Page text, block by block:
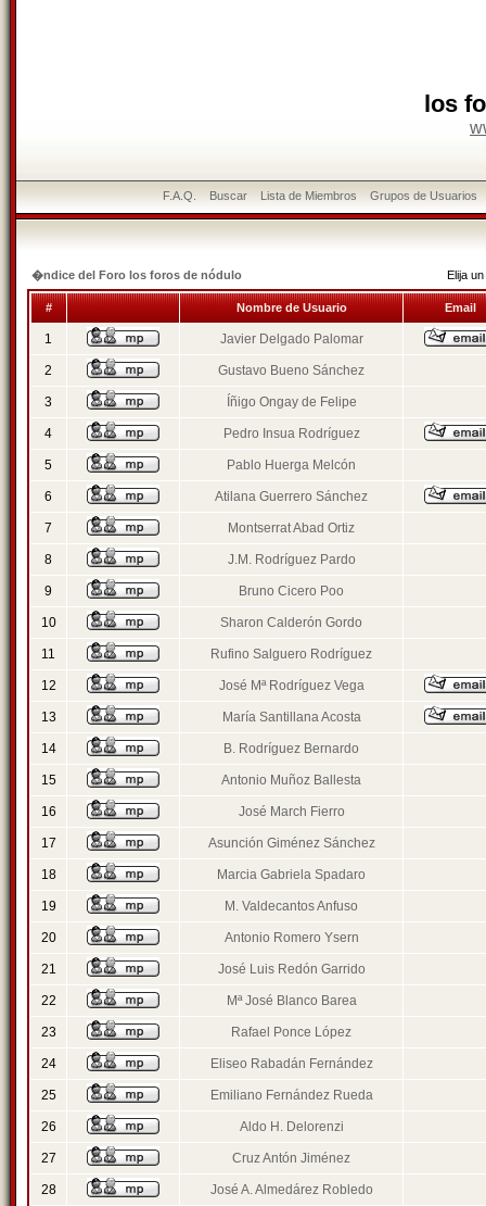
los
F.A.Q. Buscar Lista de Miembros Grupos de Usuarios
�ndice del Foro los foros de nódulo Elija
# Nombre de Usuario Email
1 Javier Delgado Palomar
2 Gustavo Bueno Sánchez
3 Íñigo Ongay de Felipe
4 Pedro Insua Rodríguez
5 Pablo Huerga Melcón
6 Atilana Guerrero Sánchez
7 Montserrat Abad Ortiz
8 J.M. Rodríguez Pardo
9 Bruno Cicero Poo
10 Sharon Calderón Gordo
11 Rufino Salguero Rodríguez
12 José Mª Rodríguez Vega
13 María Santillana Acosta
14 B. Rodríguez Bernardo
15 Antonio Muñoz Ballesta
16 José March Fierro
17 Asunción Giménez Sánchez
18 Marcia Gabriela Spadaro
19 M. Valdecantos Anfuso
20 Antonio Romero Ysern
21 José Luis Redón Garrido
22 Mª José Blanco Barea
23 Rafael Ponce López
24 Eliseo Rabadán Fernández
25 Emiliano Fernández Rueda
26 Aldo H. Delorenzi
27 Cruz Antón Jiménez
28 José A. Almedárez Robledo